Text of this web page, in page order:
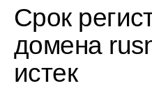
Срок
домена
истек